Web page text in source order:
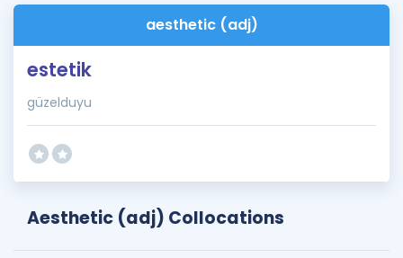
İngilizce Gramer
aesthetic (adj)
estetik
güzelduyu
Aesthetic (adj) Collocations